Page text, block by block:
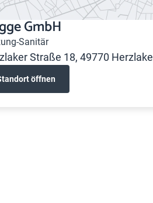
GmbH
Sanitär
Straße 18, 49770 Herzlake
öffnen